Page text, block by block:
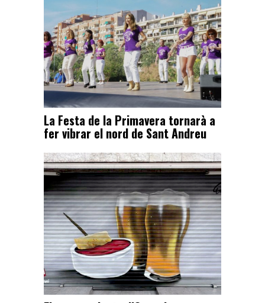
La Festa de la Primavera tornarà a
fer vibrar el nord de Sant Andreu